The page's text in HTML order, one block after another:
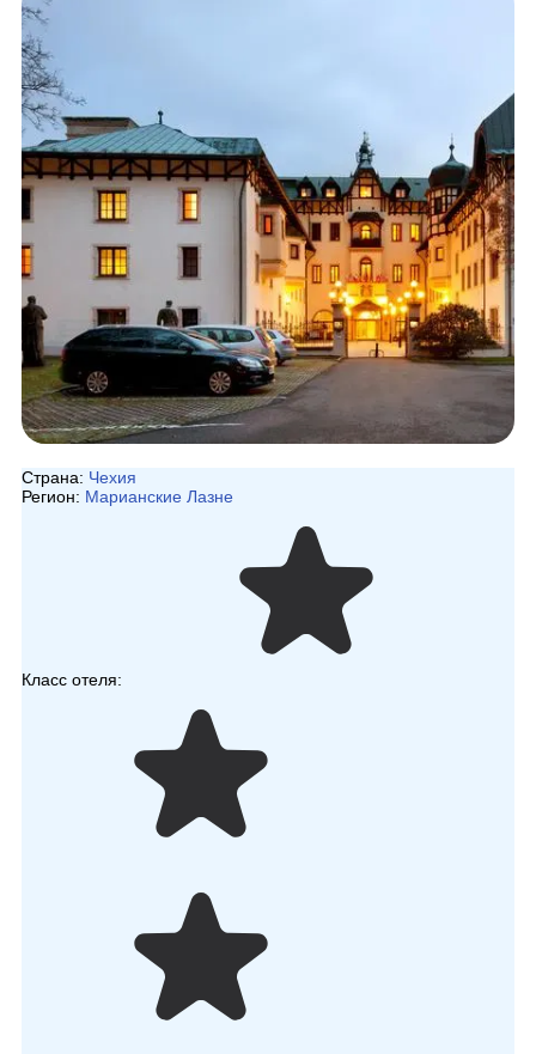
Страна: Чехия
Регион: Марианские Лазне
Класс отеля: